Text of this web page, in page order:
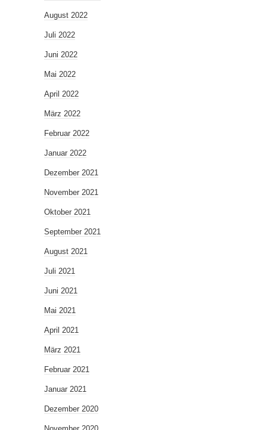
August 2022
Juli 2022
Juni 2022
Mai 2022
April 2022
März 2022
Februar 2022
Januar 2022
Dezember 2021
November 2021
Oktober 2021
September 2021
August 2021
Juli 2021
Juni 2021
Mai 2021
April 2021
März 2021
Februar 2021
Januar 2021
Dezember 2020